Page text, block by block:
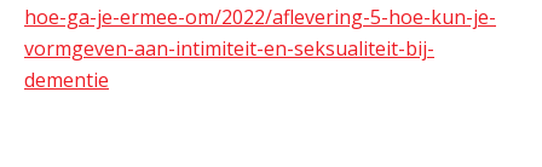
hoe-ga-je-ermee-om/2022/aflevering-5-hoe-kun-je-
vormgeven-aan-intimiteit-en-seksualiteit-bij-
dementie